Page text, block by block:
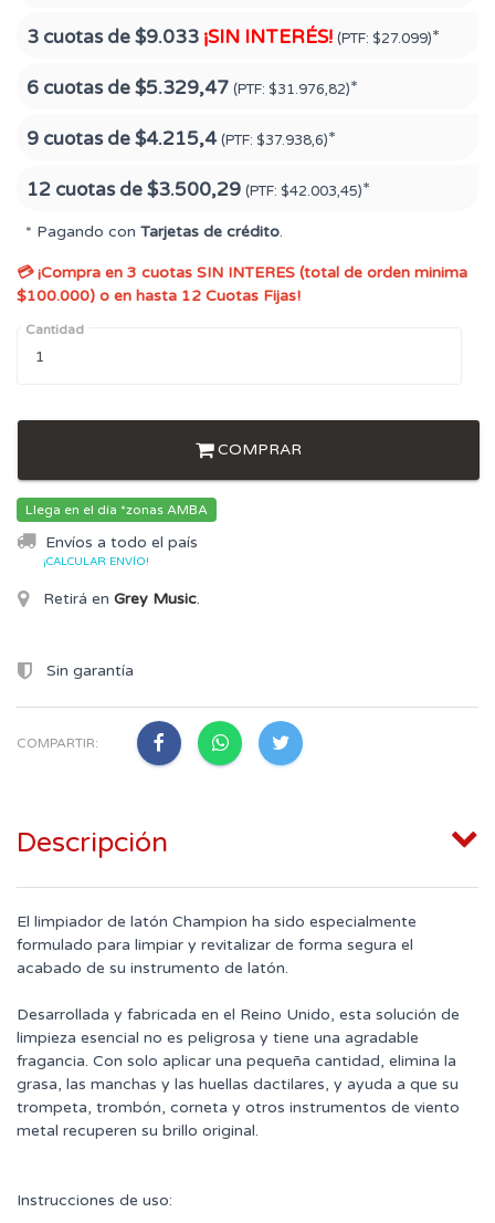
3 cuotas de$9.033 ¡SIN INTERÉS! (PTF: $27.099)*
6 cuotas de$5.329,47 (PTF: $31.976,82)*
9 cuotas de$4.215,4 (PTF: $37.938,6)*
12 cuotas de$3.500,29 (PTF: $42.003,45)*
* Pagando con Tarjetas de crédito.
💳 ¡Compra en 3 cuotas SIN INTERES (total de orden minima
$100.000) o en hasta 12 Cuotas Fijas!
Cantidad
COMPRAR
Llega en el día *zonas AMBA
Envíos a todo el país
¡CALCULAR ENVÍO!
Retirá en Grey Music.
Sin garantía
COMPARTIR:
Descripción
El limpiador de latón Champion ha sido especialmente
formulado para limpiar y revitalizar de forma segura el
acabado de su instrumento de latón.
Desarrollada y fabricada en el Reino Unido, esta solución de
limpieza esencial no es peligrosa y tiene una agradable
fragancia. Con solo aplicar una pequeña cantidad, elimina la
grasa, las manchas y las huellas dactilares, y ayuda a que su
trompeta, trombón, corneta y otros instrumentos de viento
metal recuperen su brillo original.
Instrucciones de uso: